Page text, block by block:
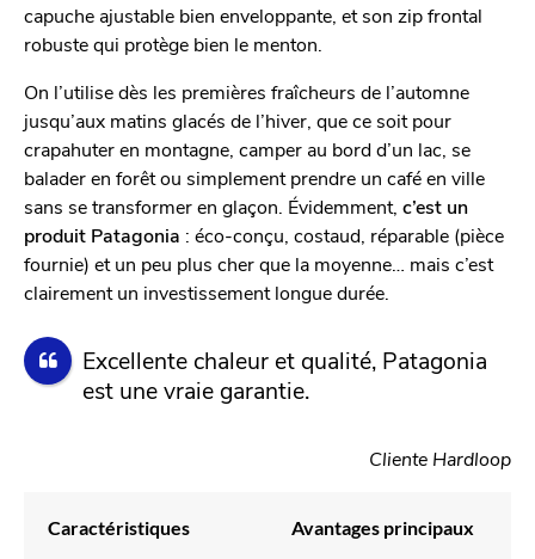
capuche ajustable bien enveloppante, et son zip frontal
robuste qui protège bien le menton.
On l’utilise dès les premières fraîcheurs de l’automne
jusqu’aux matins glacés de l’hiver, que ce soit pour
crapahuter en montagne, camper au bord d’un lac, se
balader en forêt ou simplement prendre un café en ville
sans se transformer en glaçon. Évidemment, c’est un
produit Patagonia : éco-conçu, costaud, réparable (pièce
fournie) et un peu plus cher que la moyenne… mais c’est
clairement un investissement longue durée.
Excellente chaleur et qualité, Patagonia
est une vraie garantie.
Cliente Hardloop
Caractéristiques Avantages principaux